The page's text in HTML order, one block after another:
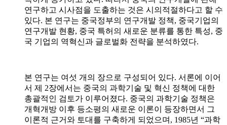
연구하고 시사점을 도출하는 것은 시의적절하다고 할 수
있다. 본 연구는 중국정부의 연구개발 정책, 중국기업의
연구개발 현황, 중국 특허의 새로운 분류를 통한 특성, 중
국 기업의 역혁신과 글로벌화 전략을 분석하였다.
본 연구는 여섯 개의 장으로 구성되어 있다. 서론에 이어
서 제 2장에서는 중국의 과학기술 및 혁신 정책에 대한
총괄적인 검토가 이루어졌다. 중국의 과학기술 정책은
개혁개방 이후 등소평의 새로운 이론이 등장하면서 그
이론적 근거와 토대를 구축하게 되었으며, 1985년 “과학